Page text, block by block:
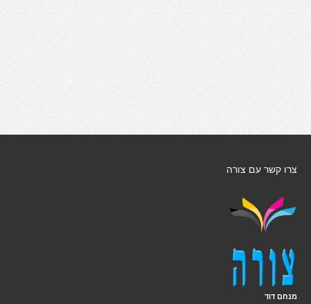
צרו קשר עם צורה
מנחם דוד